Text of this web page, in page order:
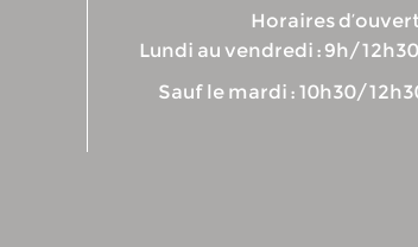
Horaires
Lundi au vendredi : 9h/
Sauf le mardi : 10h30/